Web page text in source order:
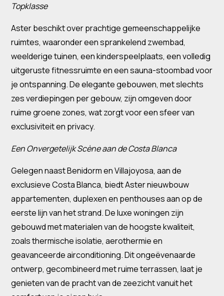
Topklasse
Aster beschikt over prachtige gemeenschappelijke
ruimtes, waaronder een sprankelend zwembad,
weelderige tuinen, een kinderspeelplaats, een volledig
uitgeruste fitnessruimte en een sauna-stoombad voor
je ontspanning. De elegante gebouwen, met slechts
zes verdiepingen per gebouw, zijn omgeven door
ruime groene zones, wat zorgt voor een sfeer van
exclusiviteit en privacy.
Een Onvergetelijk Scène aan de Costa Blanca
Gelegen naast Benidorm en Villajoyosa, aan de
exclusieve Costa Blanca, biedt Aster nieuwbouw
appartementen, duplexen en penthouses aan op de
eerste lijn van het strand. De luxe woningen zijn
gebouwd met materialen van de hoogste kwaliteit,
zoals thermische isolatie, aerothermie en
geavanceerde airconditioning. Dit ongeëvenaarde
ontwerp, gecombineerd met ruime terrassen, laat je
genieten van de pracht van de zeezicht vanuit het